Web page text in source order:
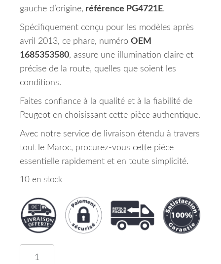
gauche d’origine, référence PG4721E.
Spécifiquement conçu pour les modèles après
avril 2013, ce phare, numéro OEM
1685353580, assure une illumination claire et
précise de la route, quelles que soient les
conditions.
Faites confiance à la qualité et à la fiabilité de
Peugeot en choisissant cette pièce authentique.
Avec notre service de livraison étendu à travers
tout le Maroc, procurez-vous cette pièce
essentielle rapidement et en toute simplicité.
10 en stock